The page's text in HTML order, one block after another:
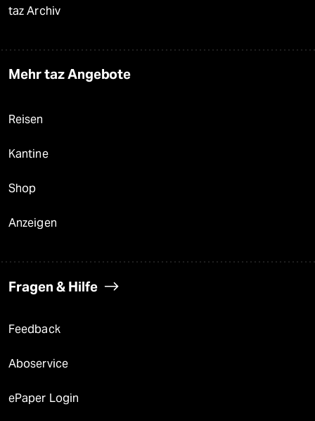
taz Archiv
Mehr taz Angebote
Reisen
Kantine
Shop
Anzeigen
Fragen & Hilfe
Feedback
Aboservice
ePaper Login